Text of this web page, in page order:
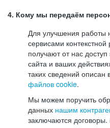
4. Кому мы передаём
Для улучшения работы
сервисами
получают от нас
сайта и ваших
таких сведений описан
файлов cookie.
Мы можем поручить
данных нашим
заключаются